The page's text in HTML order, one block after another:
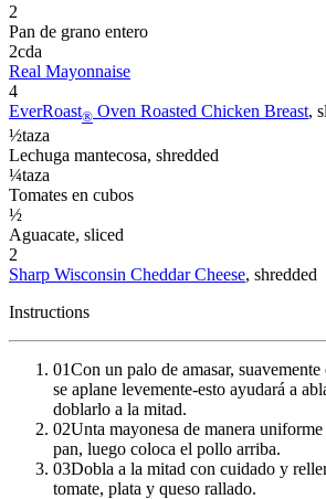
2
Pan de grano entero
2cda
Real Mayonnaise
4
EverRoast® Oven Roasted Chicken Breast,
½taza
Lechuga mantecosa, shredded
¼taza
Tomates en cubos
½
Aguacate, sliced
2
Sharp Wisconsin Cheddar Cheese, shredded
Instructions
01Con un palo de amasar,
se aplane levemente-esto ayudará a
doblarlo a la mitad.
02Unta mayonesa de manera uniforme
pan, luego coloca el pollo arriba.
03Dobla a la mitad con cuidado y
tomate, plata y queso rallado.